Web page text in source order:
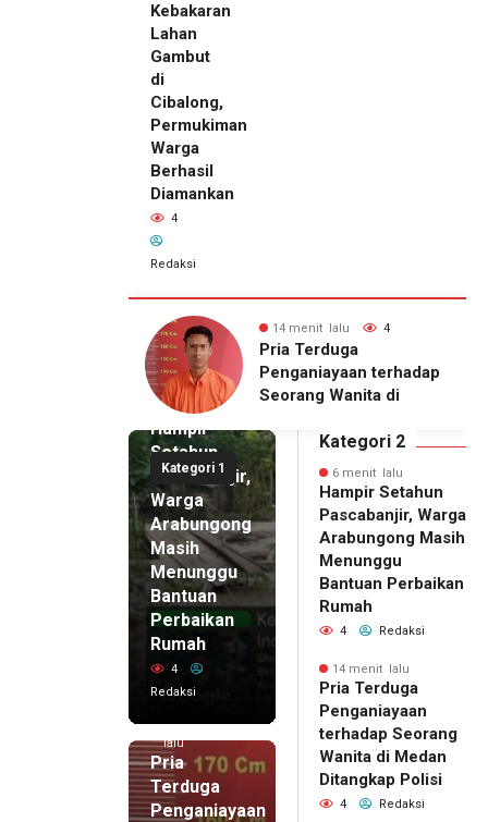
Kebakaran
Lahan
Gambut
di
Cibalong,
Permukiman
Warga
Berhasil
Diamankan
4
Redaksi
20 menit lalu 4
Damkar Pameungpeuk
Padamkan Kebakaran
Lahan Gambut di
Warga Berhasil
Diamankan
Kategori 1
6 menit
lalu
Hampir
Setahun
Pascabanjir,
Warga
Arabungong
Masih
Menunggu
Bantuan
Perbaikan
Rumah
4
Redaksi
14 menit
lalu
Pria
Terduga
Penganiayaan
Kategori 2
6 menit lalu
Hampir Setahun
Pascabanjir, Warga
Arabungong Masih
Menunggu
Bantuan Perbaikan
Rumah
4 Redaksi
14 menit lalu
Pria Terduga
Penganiayaan
terhadap Seorang
Wanita di Medan
Ditangkap Polisi
4 Redaksi